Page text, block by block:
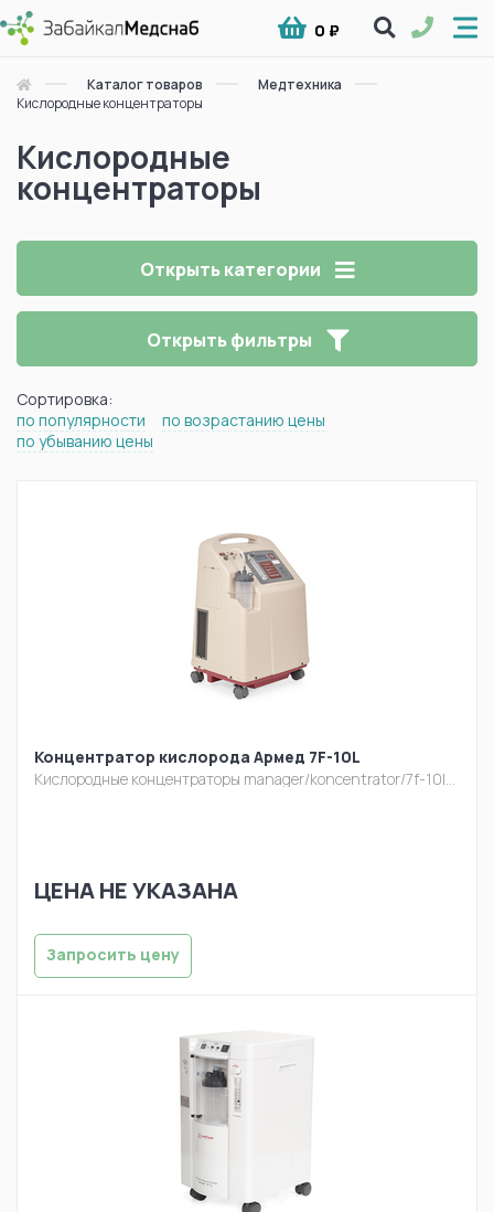
0 ₽
Каталог товаров
Медтехника
Кислородные концентраторы
Кислородные
концентраторы
Открыть категории
Открыть фильтры
Сортировка:
по популярности
по возрастанию цены
по убыванию цены
Концентратор кислорода Армед 7F-10L
Кислородные концентраторы manager/koncentrator/7f-10l-s-vyxodom-1.jpg
ЦЕНА НЕ УКАЗАНА
Запросить цену